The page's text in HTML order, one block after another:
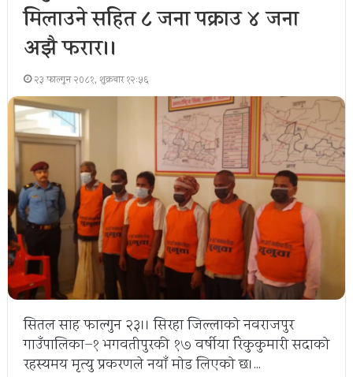
मिलाउने सहित ८ जना पक्राउ ४ जना
अझै फरार।।
२३ फाल्गुन २०८१, शुक्रबार १२:५६
सितल साह फाल्गुन २३।। सिरहा जिल्लाको नवराजपुर
गाउँपालिका–१ भगवतीपुरकी १७ वर्षीया रिंकुकुमारी सदाको
रहस्यमय मृत्यु प्रकरणले नयाँ मोड लिएको छ।…